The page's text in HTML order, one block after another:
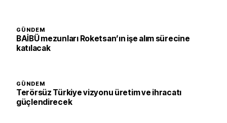
GÜNDEM
BAİBÜ mezunları Roketsan’ın işe alım sürecine
katılacak
GÜNDEM
Terörsüz Türkiye vizyonu üretim ve ihracatı
güçlendirecek